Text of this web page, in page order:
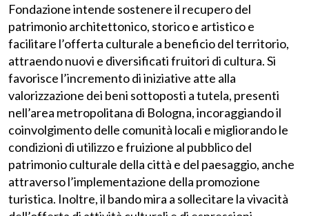
Fondazione intende sostenere il recupero del
patrimonio architettonico, storico e artistico e
facilitare l’offerta culturale a beneficio del territorio,
attraendo nuovi e diversificati fruitori di cultura. Si
favorisce l’incremento di iniziative atte alla
valorizzazione dei beni sottoposti a tutela, presenti
nell’area metropolitana di Bologna, incoraggiando il
coinvolgimento delle comunità locali e migliorando le
condizioni di utilizzo e fruizione al pubblico del
patrimonio culturale della città e del paesaggio, anche
attraverso l’implementazione della promozione
turistica. Inoltre, il bando mira a sollecitare la vivacità